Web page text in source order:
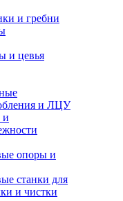
и гребни
и цевья
и ЛЦУ
и
опоры и
станки для
и чистки